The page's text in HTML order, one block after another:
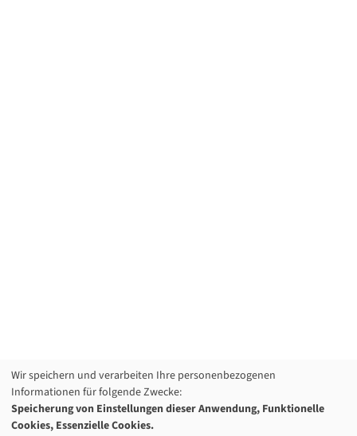
Wir speichern und verarbeiten Ihre personenbezogenen
Informationen für folgende Zwecke:
Speicherung von Einstellungen dieser Anwendung, Funktionelle
Cookies, Essenzielle Cookies.